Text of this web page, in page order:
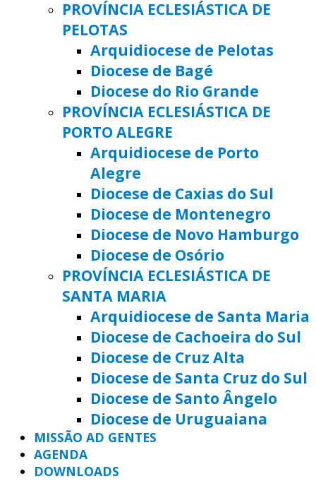
PROVÍNCIA ECLESIÁSTICA DE
PELOTAS
Arquidiocese de Pelotas
Diocese de Bagé
Diocese do Rio Grande
PROVÍNCIA ECLESIÁSTICA DE
PORTO ALEGRE
Arquidiocese de Porto
Alegre
Diocese de Caxias do Sul
Diocese de Montenegro
Diocese de Novo Hamburgo
Diocese de Osório
PROVÍNCIA ECLESIÁSTICA DE
SANTA MARIA
Arquidiocese de Santa Maria
Diocese de Cachoeira do Sul
Diocese de Cruz Alta
Diocese de Santa Cruz do Sul
Diocese de Santo Ângelo
Diocese de Uruguaiana
MISSÃO AD GENTES
AGENDA
DOWNLOADS